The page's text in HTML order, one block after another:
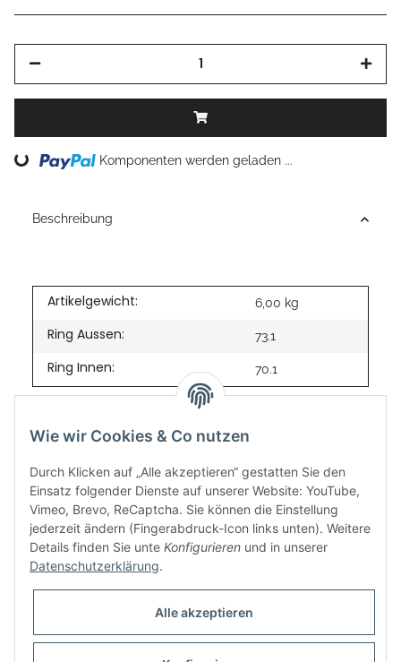
Loading... Komponenten werden geladen ...
Beschreibung
Artikelgewicht: 6,00 kg
Ring Aussen: 73.1
Ring Innen: 70.1
Wie wir Cookies & Co nutzen
Durch Klicken auf „Alle akzeptieren“ gestatten Sie den
Einsatz folgender Dienste auf unserer Website: YouTube,
Vimeo, Brevo, ReCaptcha. Sie können die Einstellung
jederzeit ändern (Fingerabdruck-Icon links unten). Weitere
Details finden Sie unte Konfigurieren und in unserer
Datenschutzerklärung.
Alle akzeptieren